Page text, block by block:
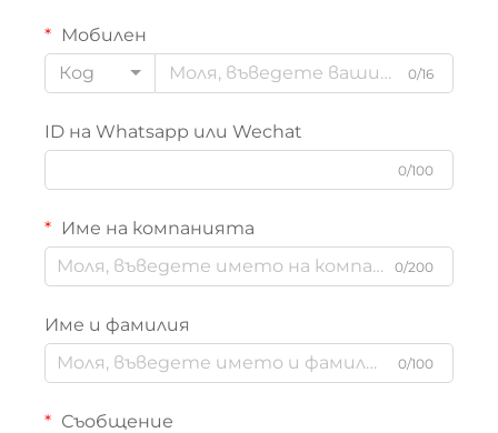
Мобилен
Код
0/16
ID на Whatsapp или Wechat
0/100
Име на компанията
0/200
Име и фамилия
0/100
Съобщение